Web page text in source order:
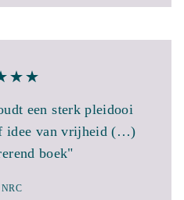
een sterk pleidooi
idee van vrijheid (…)
boek"